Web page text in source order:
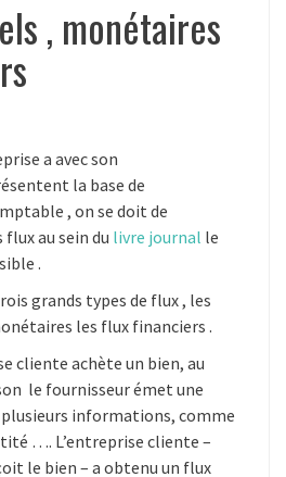
, monétaires
a avec son
la base de
, on se doit de
au sein du livre journal le
.
grands types de flux , les
les flux financiers .
cliente achète un bien, au
le fournisseur émet une
informations, comme
…. L’entreprise cliente –
le bien – a obtenu un flux